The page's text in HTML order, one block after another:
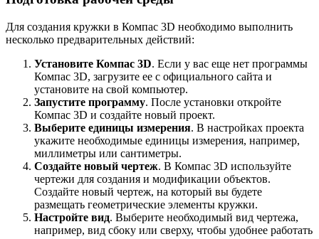
Для создания кружки в Компас 3D необходимо выполнить
несколько предварительных действий:
Установите Компас 3D. Если у вас еще нет программы
Компас 3D, загрузите ее с официального сайта и
установите на свой компьютер.
Запустите программу. После установки откройте
Компас 3D и создайте новый проект.
Выберите единицы измерения. В настройках проекта
укажите необходимые единицы измерения, например,
миллиметры или сантиметры.
Создайте новый чертеж. В Компас 3D используйте
чертежи для создания и модификации объектов.
Создайте новый чертеж, на который вы будете
размещать геометрические элементы кружки.
Настройте вид. Выберите необходимый вид чертежа,
например, вид сбоку или сверху, чтобы удобнее работать